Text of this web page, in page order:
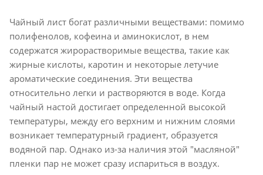
Чайный лист богат различными веществами: помимо
полифенолов, кофеина и аминокислот, в нем
содержатся жирорастворимые вещества, такие как
жирные кислоты, каротин и некоторые летучие
ароматические соединения. Эти вещества
относительно легки и растворяются в воде. Когда
чайный настой достигает определенной высокой
температуры, между его верхним и нижним слоями
возникает температурный градиент, образуется
водяной пар. Однако из-за наличия этой "масляной"
пленки пар не может сразу испариться в воздух.